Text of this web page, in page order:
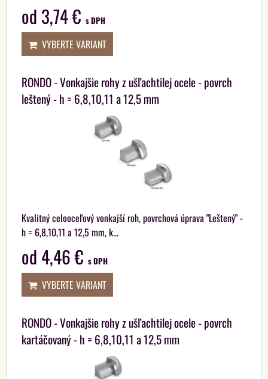
od 3,74 € s DPH
VYBERTE VARIANT
RONDO - Vonkajšie rohy z ušľachtilej ocele - povrch
leštený - h = 6,8,10,11 a 12,5 mm
Kvalitný celooceľový vonkajší roh, povrchová úprava "Leštený" -
h = 6,8,10,11 a 12,5 mm, k...
od 4,46 € s DPH
VYBERTE VARIANT
RONDO - Vonkajšie rohy z ušľachtilej ocele - povrch
kartáčovaný - h = 6,8,10,11 a 12,5 mm